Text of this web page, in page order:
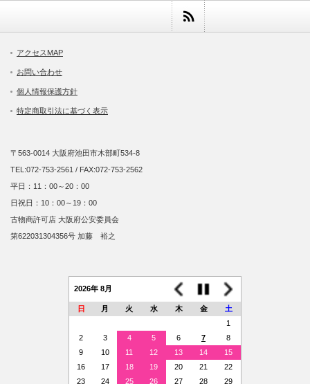
アクセスMAP
お問い合わせ
個人情報保護方針
特定商取引法に基づく表示
〒563-0014 大阪府池田市木部町534-8
TEL:072-753-2561 / FAX:072-753-2562
平日：11：00～20：00
日祝日：10：00～19：00
古物商許可店 大阪府公安委員会
第622031304356号 加藤 裕之
2026年 8月
日 月 火 水 木 金
土
1
2
3 4 5 6 7
8
9
10 11 12 13 14
15
16
17 18 19 20 21
22
23
24 25 26 27 28 29